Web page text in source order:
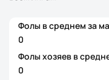
Фолы в среднем за
0
Фолы хозяев в
0